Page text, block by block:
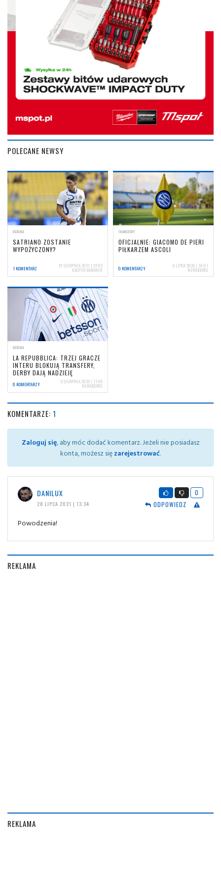
POLECANE NEWSY
OGÓLNA
SATRIANO ZOSTANIE
WYPOŻYCZONY?
1 KOMENTARZ 19 SIERPNIA 2021 | 22:02
KACPER BARANEK
TRANSFERY
OFICJALNIE: GIACOMO DE PIERI
PIŁKARZEM ASCOLI
0 KOMENTARZY 6 LIPCA 2026 | 18:01
NERIOCORSI
OGÓLNA
LA REPUBBLICA: TRZEJ GRACZE
INTERU BLOKUJĄ TRANSFERY,
DERBY DAJĄ NADZIEJĘ
0 KOMENTARZY 6 SIERPNIA 2026 | 11:05
NERIOCORSI
KOMENTARZE: 1
Zaloguj się, aby móc dodać komentarz. Jeżeli nie posiadasz
konta, możesz sięzarejestrować.
DANILUX
28 LIPCA 2021 | 13:34
0
ODPOWIEDZ
Powodzenia!
REKLAMA
REKLAMA